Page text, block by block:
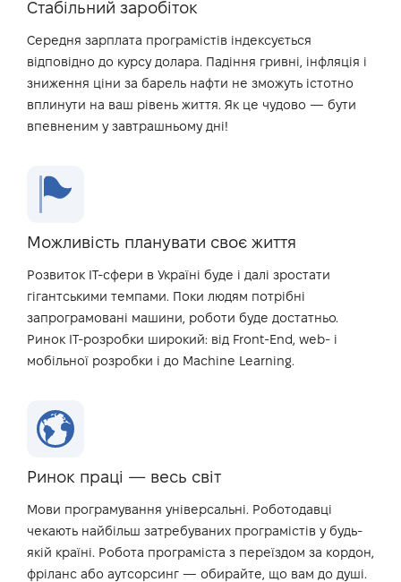
Стабільний заробіток
Середня зарплата програмістів індексується
відповідно до курсу долара. Падіння гривні, інфляція і
зниження ціни за барель нафти не зможуть істотно
вплинути на ваш рівень життя. Як це чудово — бути
впевненим у завтрашньому дні!
Можливість планувати своє життя
Розвиток IT-сфери в Україні буде і далі зростати
гігантськими темпами. Поки людям потрібні
запрограмовані машини, роботи буде достатньо.
Ринок IT-розробки широкий: від Front-End, web- і
мобільної розробки і до Machine Learning.
Ринок праці — весь світ
Мови програмування універсальні. Роботодавці
чекають найбільш затребуваних програмістів у будь-
якій країні. Робота програміста з переїздом за кордон,
фріланс або аутсорсинг — обирайте, що вам до душі.